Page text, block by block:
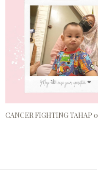
CANCER FIGHTING TAHAP 0